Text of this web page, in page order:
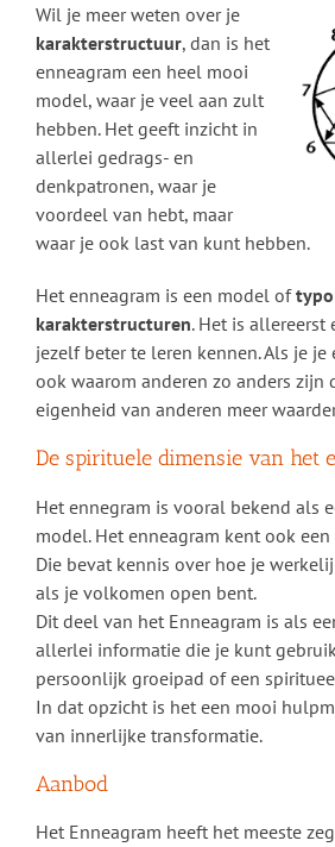
Wil je meer weten over je
karakterstructuur, dan is het
enneagram een heel mooi
model, waar je veel aan zult
hebben. Het geeft inzicht in
allerlei gedrags- en
denkpatronen, waar je
voordeel van hebt, maar
waar je ook last van kunt hebben.
Het enneagram is een model of
karakterstructuren. Het is
jezelf beter te leren kennen. Als je
ook waarom anderen zo anders zijn
eigenheid van anderen meer
De spirituele dimensie van het
Het ennegram is vooral bekend als
model. Het enneagram kent ook
Die bevat kennis over hoe je
als je volkomen open bent.
Dit deel van het Enneagram is als
allerlei informatie die je kunt
persoonlijk groeipad of een
In dat opzicht is het een mooi
van innerlijke transformatie.
Aanbod
Het Enneagram heeft het meeste